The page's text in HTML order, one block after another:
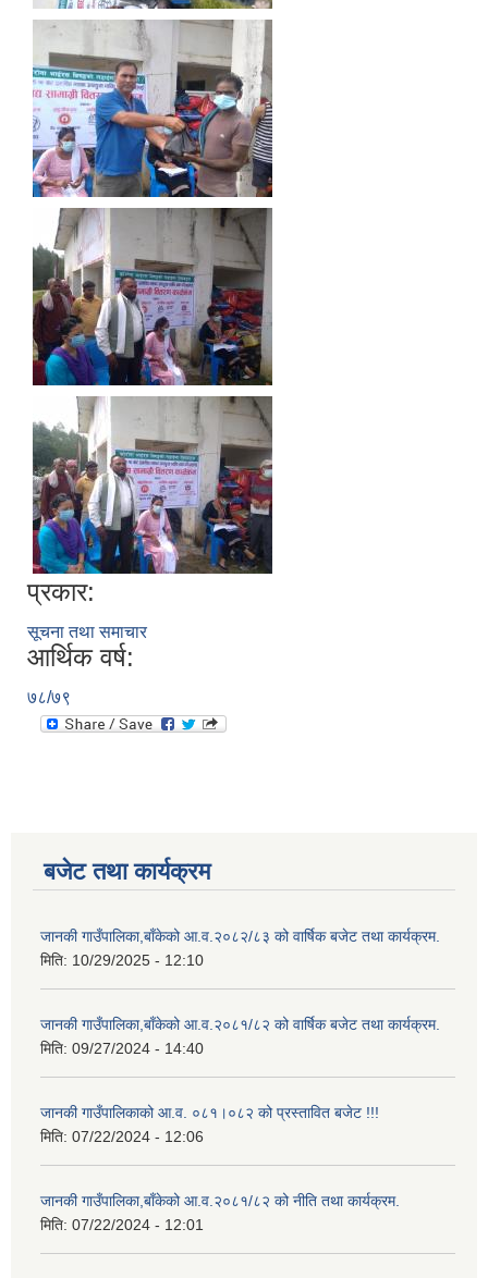
प्रकार:
सूचना तथा समाचार
आर्थिक वर्ष:
७८/७९
बजेट तथा कार्यक्रम
जानकी गाउँपालिका,बाँकेको आ.व.२०८२/८३ को वार्षिक बजेट तथा कार्यक्रम.
मिति: 10/29/2025 - 12:10
जानकी गाउँपालिका,बाँकेको आ.व.२०८१/८२ को वार्षिक बजेट तथा कार्यक्रम.
मिति: 09/27/2024 - 14:40
जानकी गाउँपालिकाको आ.व. ०८१।०८२ को प्रस्तावित बजेट !!!
मिति: 07/22/2024 - 12:06
जानकी गाउँपालिका,बाँकेको आ.व.२०८१/८२ को नीति तथा कार्यक्रम.
मिति: 07/22/2024 - 12:01